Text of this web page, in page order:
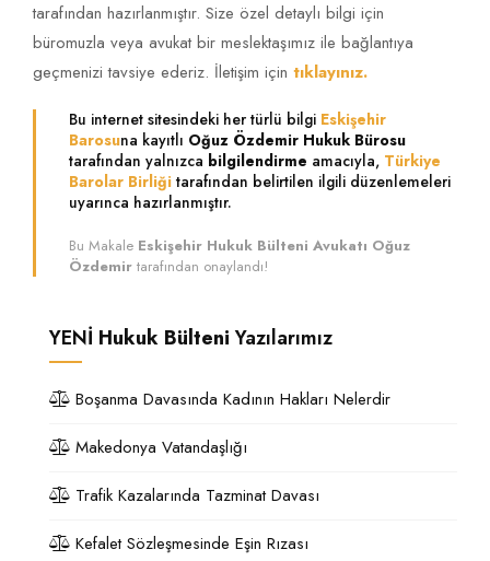
tarafından hazırlanmıştır. Size özel detaylı bilgi için
büromuzla veya avukat bir meslektaşımız ile bağlantıya
geçmenizi tavsiye ederiz. İletişim için tıklayınız.
Bu internet sitesindeki her türlü bilgi Eskişehir
Barosuna kayıtlı Oğuz Özdemir Hukuk Bürosu
tarafından yalnızca bilgilendirme amacıyla, Türkiye
Barolar Birliği tarafından belirtilen ilgili düzenlemeleri
uyarınca hazırlanmıştır.
Bu Makale Eskişehir Hukuk Bülteni Avukatı Oğuz
Özdemir tarafından onaylandı!
YENİ Hukuk BülteniYazılarımız
Boşanma Davasında Kadının Hakları Nelerdir
Makedonya Vatandaşlığı
Trafik Kazalarında Tazminat Davası
Kefalet Sözleşmesinde Eşin Rızası